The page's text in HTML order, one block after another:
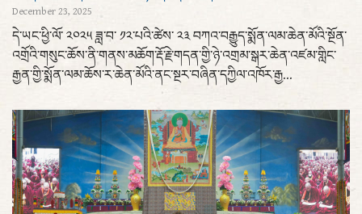
December 23, 2025
དེ་ཡང་ཕྱི་ལོ་ ༢༠༢༥ ཟླ་བ་ ༡༢་པའི་ཚེས་ ༢༣ བཀའ་བརྒྱུད་སྨོན་ལམ་ཆེན་མོའི་སྔོན་
འགྲོའི་གསུང་ཆོས་ནི་གནས་མཆོག་རྡོ་རྗེ་གདན་གྱི་ཉེ་འགྲམ་སྒར་ཆེན་འཛམ་གླིང་
རྒྱན་གྱི་སྨོན་ལམ་ཆོས་ར་ཆེན་མོའི་ནང་སྔར་བཞིན་དཀྱིལ་འཁོར་རྒྱ...